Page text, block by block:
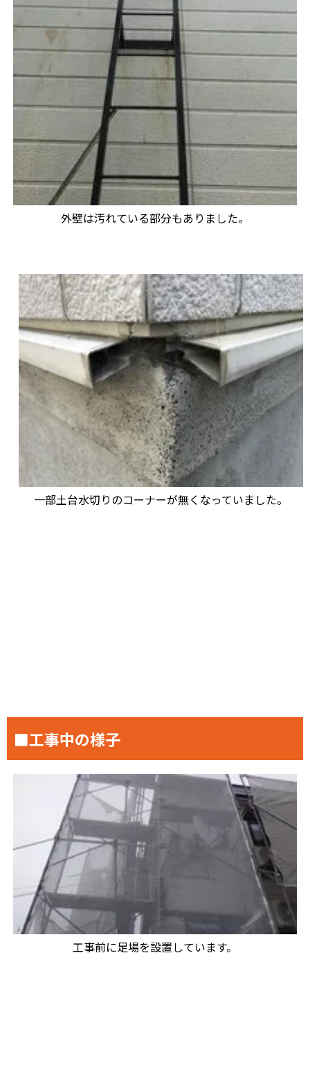
外壁は汚れている部分もありました。
一部土台水切りのコーナーが無くなっていました。
■工事中の様子
工事前に足場を設置しています。